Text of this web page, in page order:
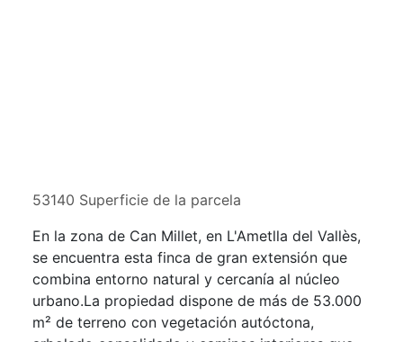
53140 Superficie de la parcela
En la zona de Can Millet, en L'Ametlla del Vallès,
se encuentra esta finca de gran extensión que
combina entorno natural y cercanía al núcleo
urbano.La propiedad dispone de más de 53.000
m² de terreno con vegetación autóctona,